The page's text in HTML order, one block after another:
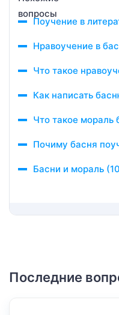
Поучение в
Нравоучение в
Что такое
Как написать
Что такое мораль
Почиму басня
Басни и мораль
Последние